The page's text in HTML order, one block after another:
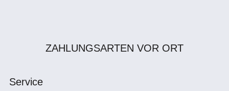
ZAHLUNGSARTEN VOR ORT
Service